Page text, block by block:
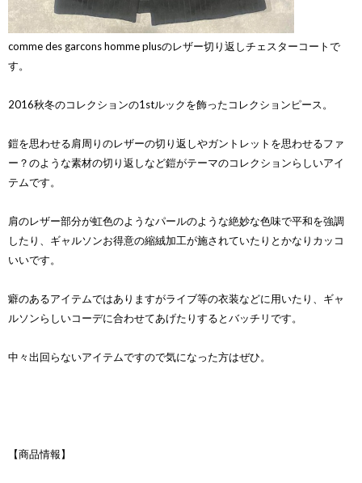
【商品説明】
comme des garcons homme plusのレザー切り返しチェスターコートで
す。
2016秋冬のコレクションの1stルックを飾ったコレクションピース。
鎧を思わせる肩周りのレザーの切り返しやガントレットを思わせるファ
ー？のような素材の切り返しなど鎧がテーマのコレクションらしいアイ
テムです。
肩のレザー部分が虹色のようなパールのような絶妙な色味で平和を強調
したり、ギャルソンお得意の縮絨加工が施されていたりとかなりカッコ
いいです。
癖のあるアイテムではありますがライブ等の衣装などに用いたり、ギャ
ルソンらしいコーデに合わせてあげたりするとバッチリです。
中々出回らないアイテムですので気になった方はぜひ。
【商品情報】